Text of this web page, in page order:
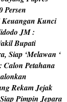
Persen
Keuangan Kunci
idodo JM:
akilBupati
a, Siap ‘Melawan ‘
: Calon Petahana
alonkan
ngRekamJejak
Siap Pimpin Jepara